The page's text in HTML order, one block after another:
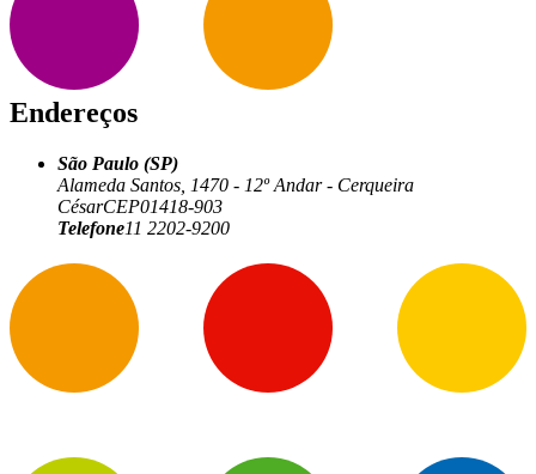
Endereços
São Paulo (SP)
Alameda Santos, 1470 - 12º Andar - Cerqueira
CésarCEP01418-903
Telefone11 2202-9200